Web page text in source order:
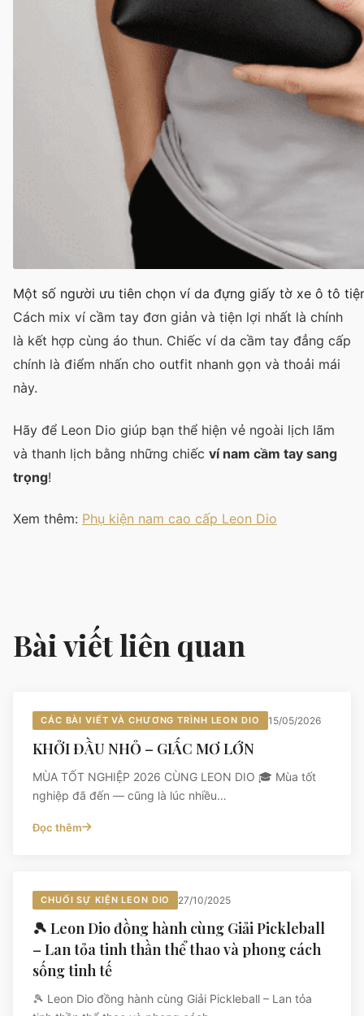
Một số người ưu tiên chọn ví da đựng giấy tờ xe ô tô
Cách mix ví cầm tay đơn giản và tiện lợi nhất là chính
là kết hợp cùng áo thun. Chiếc ví da cầm tay đẳng cấp
chính là điểm nhấn cho outfit nhanh gọn và thoải mái
này.
Hãy để Leon Dio giúp bạn thể hiện vẻ ngoài lịch lãm
và thanh lịch bằng những chiếc ví nam cầm tay sang
trọng!
Xem thêm: Phụ kiện nam cao cấp Leon Dio
Bài viết liên quan
CÁC BÀI VIẾT VÀ CHƯƠNG TRÌNH LEON DIO 15/05/2026
KHỞI ĐẦU NHỎ – GIẤC MƠ LỚN
MÙA TỐT NGHIỆP 2026 CÙNG LEON DIO 🎓 Mùa tốt
nghiệp đã đến — cũng là lúc nhiều…
Đọc thêm
CHUỐI SỰ KIỆN LEON DIO 27/10/2025
🎾 Leon Dio đồng hành cùng Giải Pickleball
– Lan tỏa tinh thần thể thao và phong cách
sống tinh tế
🎾 Leon Dio đồng hành cùng Giải Pickleball – Lan tỏa